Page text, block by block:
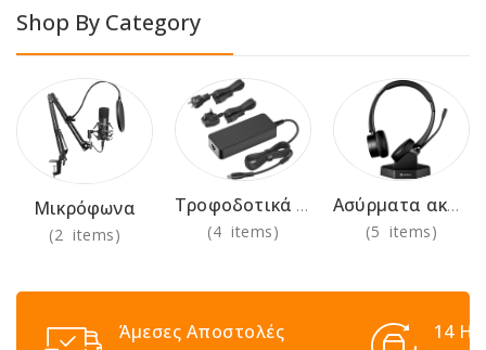
Shop By Category
Μικρόφωνα
(2 items)
Τροφοδοτικά 230V
(4 items)
Ασύρματα ακουστικά για χρήση στο γραφείο
(5 items)
Άμεσες Αποστολές 14